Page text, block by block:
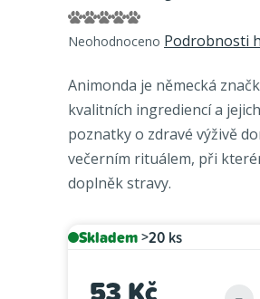
Průměrné
hodnocení
je
0,0
z
5
hvězdiček.
Neohodnoceno Podrobnosti
Animonda je německá
kvalitních ingrediencí a
poznatky o zdravé výživě
večerním rituálem, při
doplněk stravy.
Skladem>20 ks